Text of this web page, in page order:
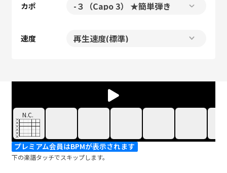
カポ
速度
N.C.
プレミアム会員はBPMが表示されます
下の楽譜タッチでスキップします。